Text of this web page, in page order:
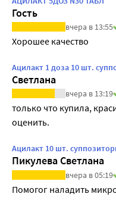
Гость
вчера в 13:55
Хорошее качество
Ацилакт 1 доза 10 шт.
Светлана
вчера в 13:19
только что купила,
оценить.
Ацилакт 10 шт.
Пикулева Светлана
вчера в 05:19
Помогог наладить